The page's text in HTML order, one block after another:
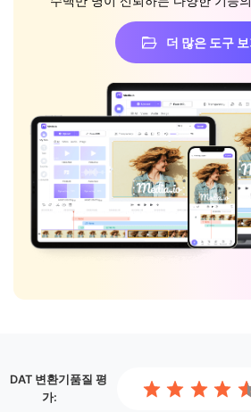
더 많은 도구
DAT 변환기 품질 평
가: